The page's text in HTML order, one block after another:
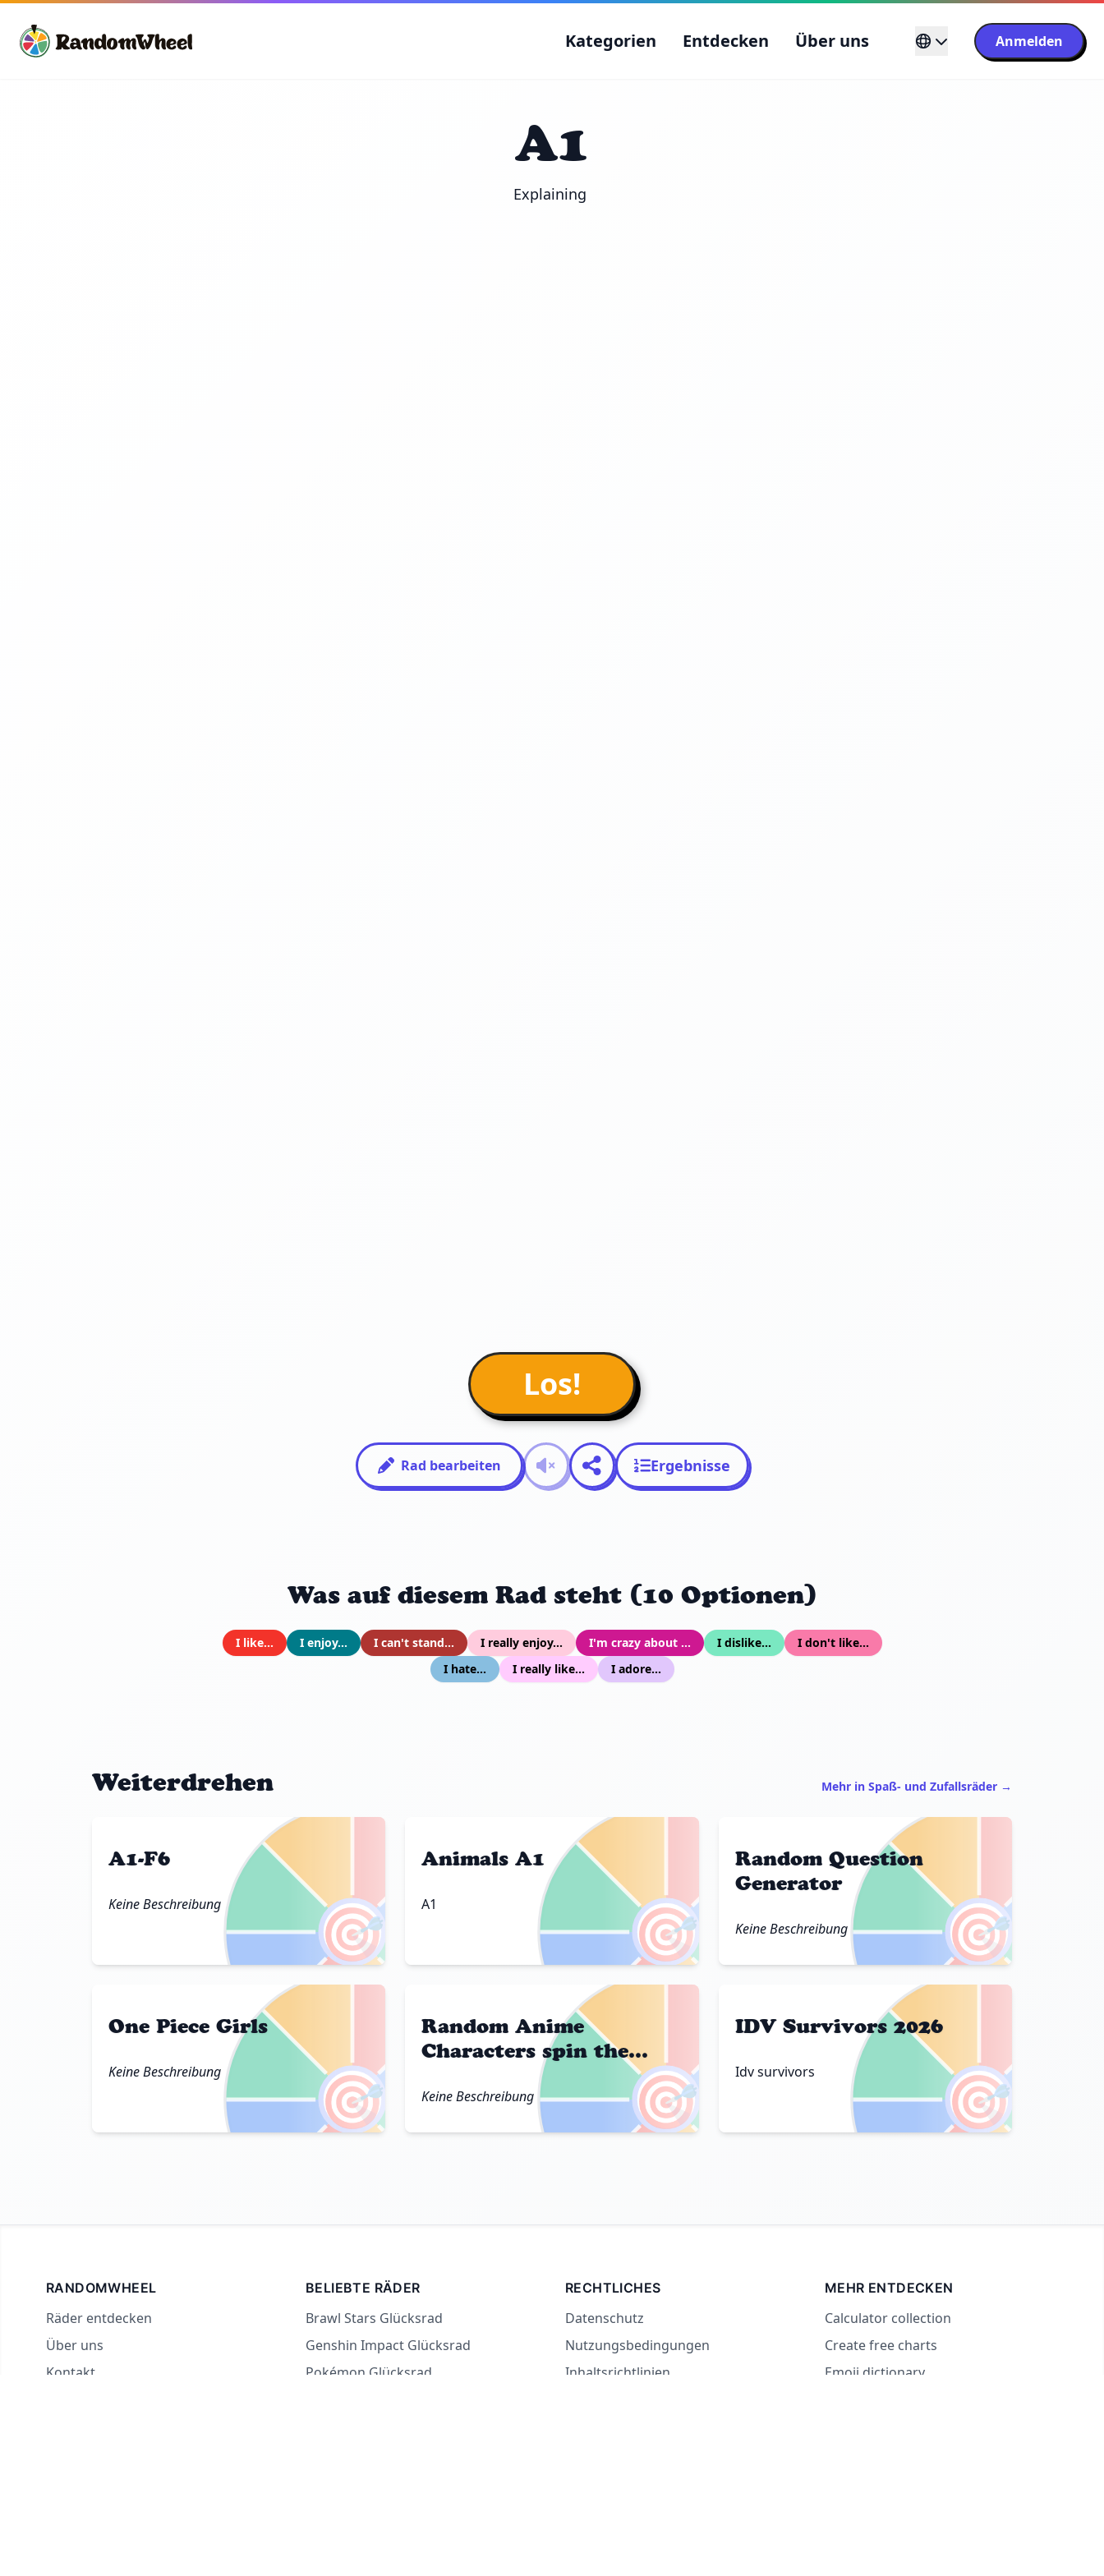
Kategorien Entdecken Über uns Anmelden
A1
Explaining
Los!
Rad bearbeiten Ergebnisse
Was auf diesem Rad steht (10 Optionen)
I like... I enjoy... I can't stand... I really enjoy... I'm crazy about ... I dislike...
I don't like...
I hate...
I really like... I adore...
Weiterdrehen Mehr in Spaß- und Zufallsräder →
🎯
A1-F6
Keine Beschreibung 🎯
Animals A1
A1 🎯
Random Question
Generator
Keine Beschreibung
🎯
One Piece Girls
Keine Beschreibung 🎯
Random Anime
Characters spin the
Keine Beschreibung 🎯
IDV Survivors 2026
Idv survivors
RANDOMWHEEL
Räder entdecken
Über uns
Kontakt
BELIEBTE RÄDER
Brawl Stars Glücksrad
Genshin Impact Glücksrad
Pokémon Glücksrad
RECHTLICHES
Datenschutz
Nutzungsbedingungen
Inhaltsrichtlinien
MEHR ENTDECKEN
Calculator collection
Create free charts
Emoji dictionary